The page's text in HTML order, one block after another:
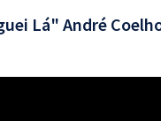
Lá" André